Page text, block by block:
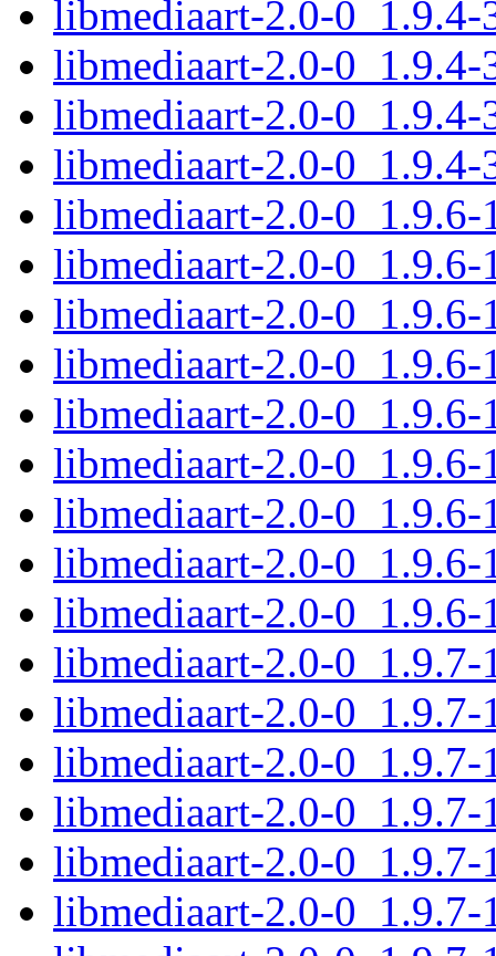
libmediaart-2.0-0_1.9.4-
libmediaart-2.0-0_1.9.4-
libmediaart-2.0-0_1.9.4-
libmediaart-2.0-0_1.9.4-
libmediaart-2.0-0_1.9.6-
libmediaart-2.0-0_1.9.6-
libmediaart-2.0-0_1.9.6-
libmediaart-2.0-0_1.9.6-
libmediaart-2.0-0_1.9.6-
libmediaart-2.0-0_1.9.6-
libmediaart-2.0-0_1.9.6-
libmediaart-2.0-0_1.9.6-
libmediaart-2.0-0_1.9.6-
libmediaart-2.0-0_1.9.7-
libmediaart-2.0-0_1.9.7-
libmediaart-2.0-0_1.9.7-
libmediaart-2.0-0_1.9.7-
libmediaart-2.0-0_1.9.7-
libmediaart-2.0-0_1.9.7-